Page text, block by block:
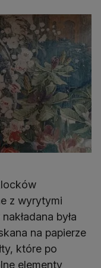
z wyrytymi
była
na papierze
które po
elementy